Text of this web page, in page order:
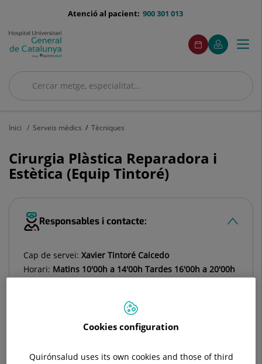
menu-
900 301 013
Atenció al pacient:
Cercar
Cercar
menuAcceso
Demaneu
cita
Aquest
enllaç
s'obrirà
una
El
meu
Aquest
enllaç
s'obrirà
una
finestra
Menú
Inici Serveis mèdics Tècniques
Cirurgia Plàstica Reparadora i
Estètica (Equip Tintoré)
Responsables i contacte:
Cap de servei: Xavier Tintoré Caicedo
Horari: Matins 10'00h a 14'00h Tardes 16'00h a 20'00h
Cirurgia Plàstica Reparadora y Estètica
Cookies configuration
Quirónsalud uses its own cookies and those of third